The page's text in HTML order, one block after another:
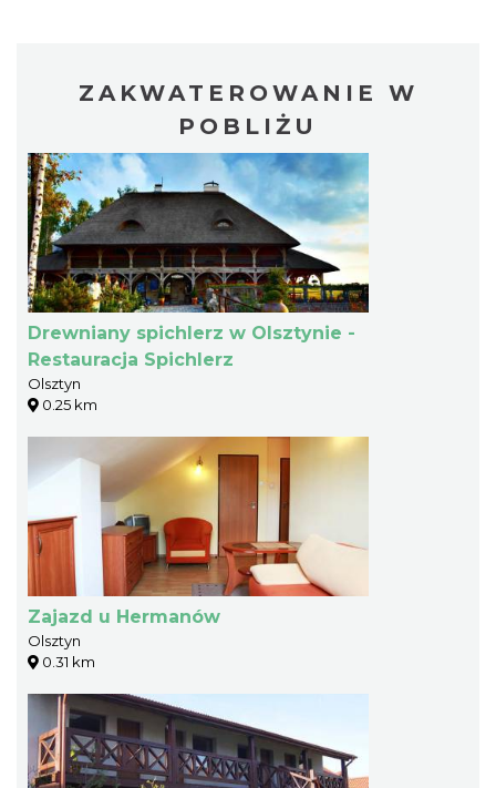
ZAKWATEROWANIE W
POBLIŻU
Drewniany spichlerz w Olsztynie -
Restauracja Spichlerz
Olsztyn
0.25 km
Zajazd u Hermanów
Olsztyn
0.31 km